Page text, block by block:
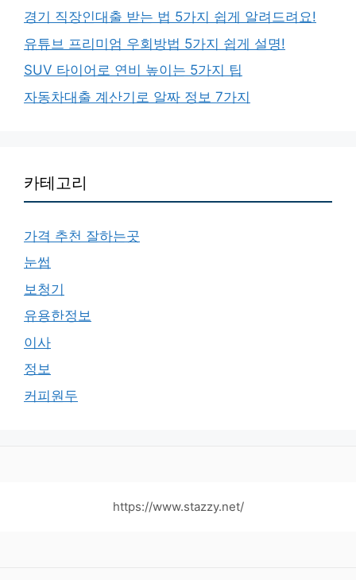
경기 직장인대출 받는 법 5가지 쉽게 알려드려요!
유튜브 프리미엄 우회방법 5가지 쉽게 설명!
SUV 타이어로 연비 높이는 5가지 팁
자동차대출 계산기로 알짜 정보 7가지
카테고리
가격 추천 잘하는곳
눈썹
보청기
유용한정보
이사
정보
커피원두
https://www.stazzy.net/